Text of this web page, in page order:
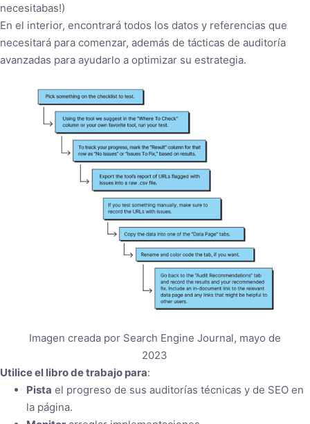
necesitabas!)
En el interior, encontrará todos los datos y referencias que
necesitará para comenzar, además de tácticas de auditoría
avanzadas para ayudarlo a optimizar su estrategia.
Imagen creada por Search Engine Journal, mayo de
2023
Utilice el libro de trabajo para:
Pista el progreso de sus auditorías técnicas y de SEO en
la página.